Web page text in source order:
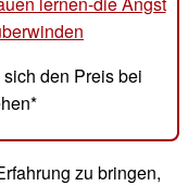
den Preis bei
zu bringen,